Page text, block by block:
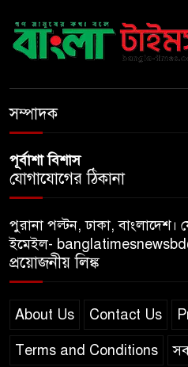
দেশকে
সম্পাদক
পূর্বাশা বিশাস
যোগাযোগের ঠিকানা
পুরানা পল্টন, ঢাকা,
ইমেইল-
প্রয়োজনীয় লিঙ্ক
About Us Contact Us
Terms and Conditions